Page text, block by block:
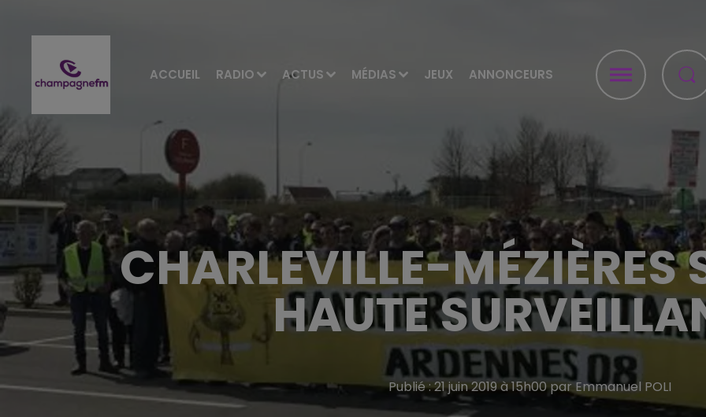
ACCUEIL RADIO ACTUS MÉDIAS JEUX ANNONCEURS
CHARLEVILLE-MÉZIÈRES
HAUTE
Publié : 21 juin 2019 à 15h00 par Emmanuel POLI